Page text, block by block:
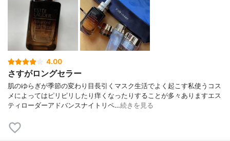
4.00
さすがロングセラー
肌のゆらぎが季節の変わり目長引くマスク生活でよく起こす私使うコス
メによってはピリピリしたり痒くなったりすることが多々ありますエス
ティローダーアドバンスナイトリペ…続きを見る